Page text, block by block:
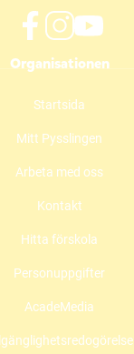
a
e
o
o
p
n
s
i
n
t
g
m
ö
p
a
s
o
b
p
a
i
n
Organisationen
Startsida
Mitt Pysslingen
Arbeta med oss
Kontakt
Hitta förskola
Personuppgifter
AcadeMedia